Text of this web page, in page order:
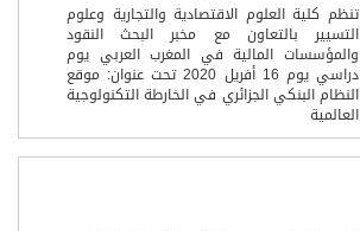
تنظم كلية العلوم الاقتصادية والتجارية وعلوم
التسيير بالتعاون مع مخبر البحث النقود
والمؤسسات المالية في المغرب العربي يوم
دراسي يوم 16 أفريل 2020 تحت عنوان: موقع
النظام البنكي الجزائري في الخارطة التكنولوجية
العالمية